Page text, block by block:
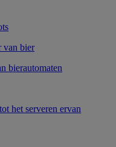
van bier
bierautomaten
het serveren ervan